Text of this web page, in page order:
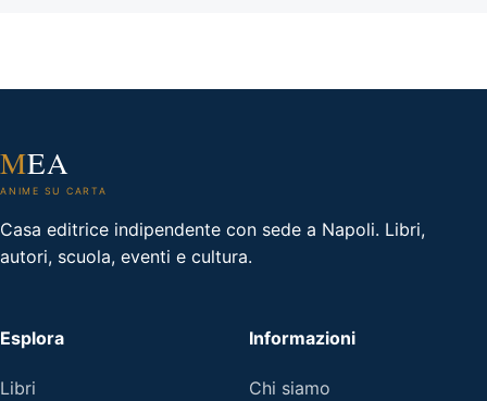
MEA
ANIME SU CARTA
Casa editrice indipendente con sede a Napoli. Libri,
autori, scuola, eventi e cultura.
Esplora
Libri
Informazioni
Chi siamo